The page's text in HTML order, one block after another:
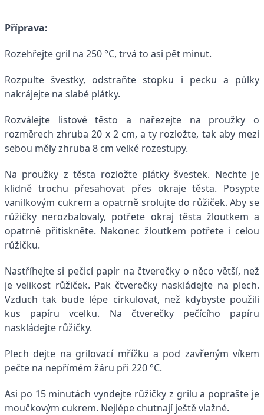
Příprava:
Rozehřejte gril na 250 °C, trvá to asi pět minut.
Rozpulte švestky, odstraňte stopku i pecku a půlky
nakrájejte na slabé plátky.
Rozválejte listové těsto a nařezejte na proužky o
rozměrech zhruba 20 x 2 cm, a ty rozložte, tak aby mezi
sebou měly zhruba 8 cm velké rozestupy.
Na proužky z těsta rozložte plátky švestek. Nechte je
klidně trochu přesahovat přes okraje těsta. Posypte
vanilkovým cukrem a opatrně srolujte do růžiček. Aby se
růžičky nerozbalovaly, potřete okraj těsta žloutkem a
opatrně přitiskněte. Nakonec žloutkem potřete i celou
růžičku.
Nastříhejte si pečicí papír na čtverečky o něco větší, než
je velikost růžiček. Pak čtverečky naskládejte na plech.
Vzduch tak bude lépe cirkulovat, než kdybyste použili
kus papíru vcelku. Na čtverečky pečícího papíru
naskládejte růžičky.
Plech dejte na grilovací mřížku a pod zavřeným víkem
pečte na nepřímém žáru při 220 °C.
Asi po 15 minutách vyndejte růžičky z grilu a poprašte je
moučkovým cukrem. Nejlépe chutnají ještě vlažné.